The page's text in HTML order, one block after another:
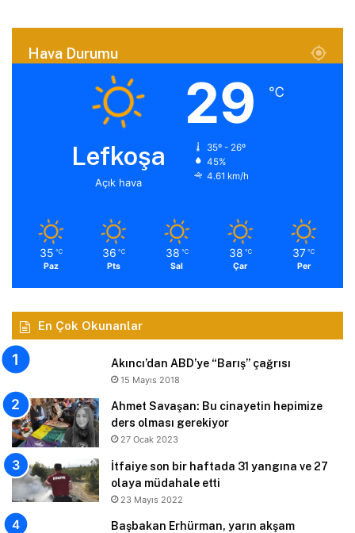
Hava Durumu
Lefkoşa
Açık hava
29 ℃
35º - 26º
45%
4.61 km/h
35 ℃
Paz
36 ℃
Pts
38 ℃
Sal
38 ℃
Çar
37 ℃
Per
En Çok Okunanlar
Akıncı’dan ABD’ye “Barış” çağrısı
15 Mayıs 2018
Ahmet Savaşan: Bu cinayetin hepimize
ders olması gerekiyor
27 Ocak 2023
İtfaiye son bir haftada 31 yangına ve 27
olaya müdahale etti
23 Mayıs 2022
Başbakan Erhürman, yarın akşam